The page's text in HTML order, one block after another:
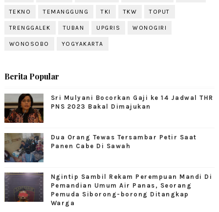
TEKNO TEMANGGUNG TKI TKW TOPUT
TRENGGALEK TUBAN UPGRIS WONOGIRI
WONOSOBO YOGYAKARTA
Berita Popular
Sri Mulyani Bocorkan Gaji ke 14 Jadwal THR
PNS 2023 Bakal Dimajukan
Dua Orang Tewas Tersambar Petir Saat
Panen Cabe Di Sawah
Ngintip Sambil Rekam Perempuan Mandi Di
Pemandian Umum Air Panas, Seorang
Pemuda Siborong-borong Ditangkap
Warga